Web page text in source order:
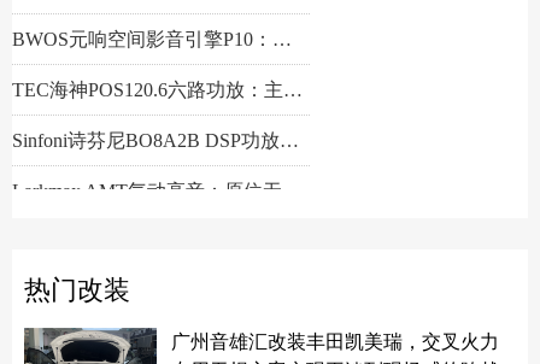
热门改装
广州音雄汇改装丰田凯美瑞，交叉火力